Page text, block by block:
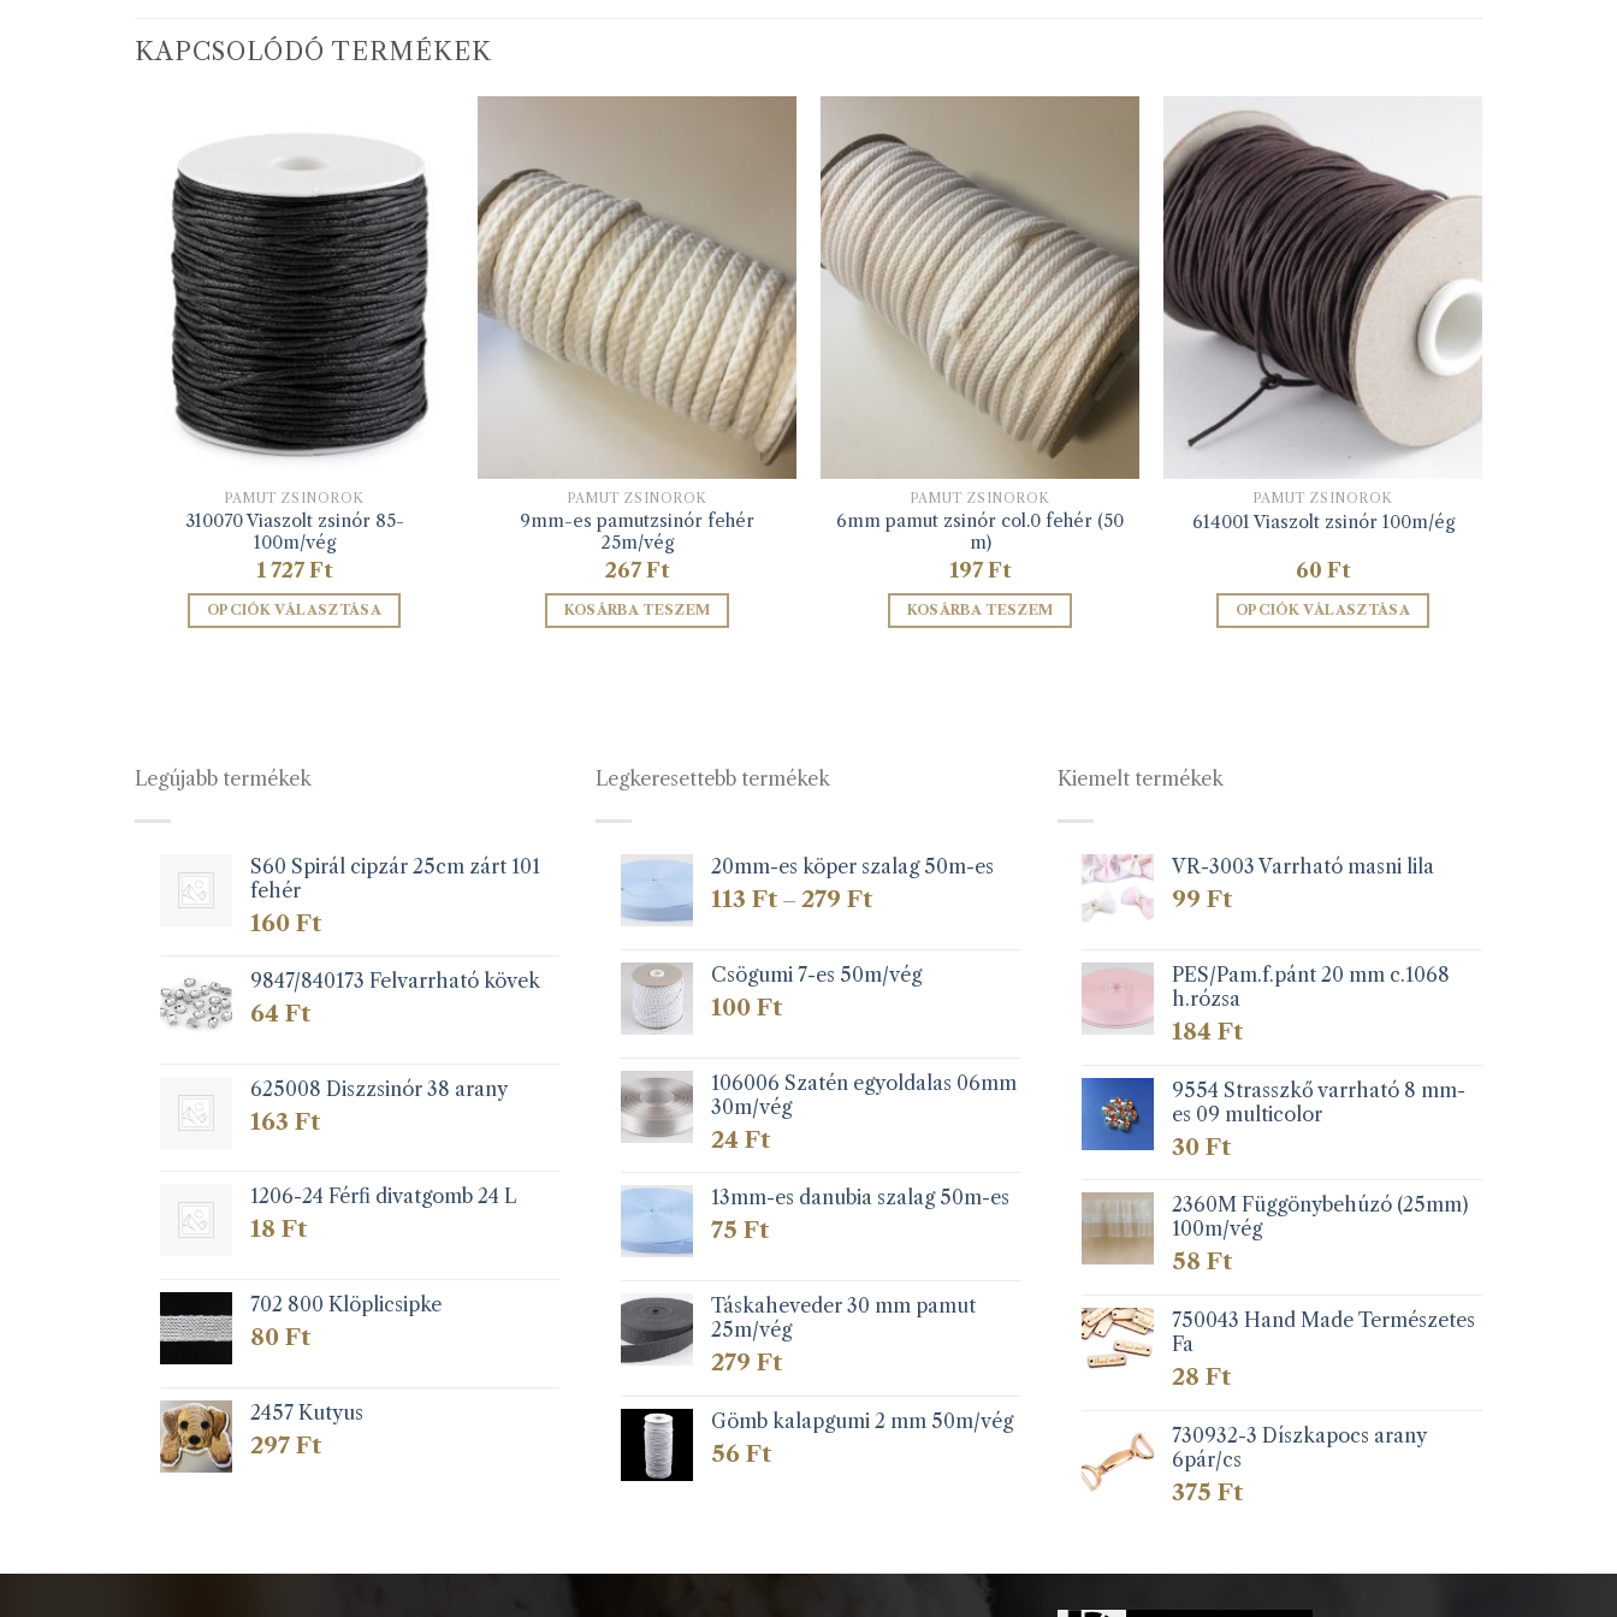
KAPCSOLÓDÓ TERMÉKEK
PAMUT ZSINÓROK
310070 Viaszolt zsinór 85-
100m/vég
1 727Ft
OPCIÓK VÁLASZTÁSA
van.
a
termékoldalon
választhatók
PAMUT ZSINÓROK
9mm-es pamutzsinór fehér
25m/vég
267Ft
KOSÁRBA TESZEM
PAMUT ZSINÓROK
6mm pamut zsinór col.0 fehér (50
m)
197Ft
KOSÁRBA TESZEM
PAMUT ZSINÓROK
614001 Viaszolt zsinór 100m/ég
60 Ft
OPCIÓK VÁLASZTÁSA
a
Legújabb termékek
S60 Spirál cipzár 25cm zárt 101
fehér
160 Ft
9847/840173 Felvarrható kövek
64 Ft
625008 Diszzsinór 38 arany
163 Ft
1206-24 Férfi divatgomb 24 L
18 Ft
702 800 Klöplicsipke
80 Ft
2457 Kutyus
297 Ft
Legkeresettebb termékek
20mm-es köper szalag 50m-es
113Ft – 279FtÁrtartomány:
279 Ft
Csögumi 7-es 50m/vég
100Ft
106006 Szatén egyoldalas 06mm
30m/vég
24Ft
13mm-es danubia szalag 50m-es
75Ft
Táskaheveder 30 mm pamut
25m/vég
279Ft
Gömb kalapgumi 2 mm 50m/vég
56Ft
Kiemelt termékek
VR-3003 Varrható masni lila
99Ft
PES/Pam.f.pánt 20 mm c.1068
h.rózsa
184Ft
9554 Strasszkő varrható 8 mm-
es 09 multicolor
30Ft
2360M Függönybehúzó (25mm)
100m/vég
58Ft
750043 Hand Made Természetes
Fa
28Ft
730932-3 Díszkapocs arany
6pár/cs
375Ft